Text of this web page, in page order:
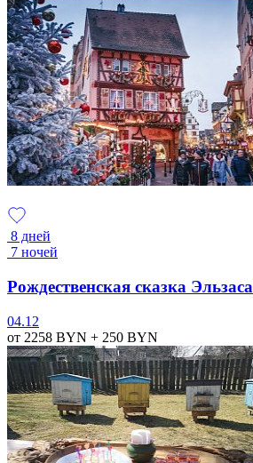
8 дней
7 ночей
Рождественская сказка Эльзаса
04.12
от 2258 BYN + 250 BYN